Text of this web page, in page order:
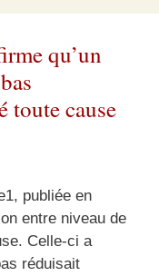
qu’un
toute cause
publiée en
entre niveau de
Celle-ci a
réduisait